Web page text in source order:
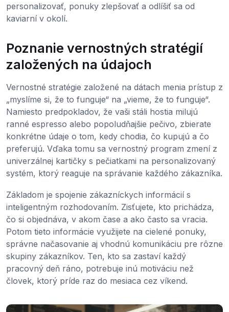
personalizovať, ponuky zlepšovať a odlíšiť sa od
kaviarní v okolí.
Poznanie vernostných stratégií
založených na údajoch
Vernostné stratégie založené na dátach menia prístup z
„myslíme si, že to funguje“ na „vieme, že to funguje“.
Namiesto predpokladov, že vaši stáli hostia milujú
ranné espresso alebo popoludňajšie pečivo, zbierate
konkrétne údaje o tom, kedy chodia, čo kupujú a čo
preferujú. Vďaka tomu sa vernostný program zmení z
univerzálnej kartičky s pečiatkami na personalizovaný
systém, ktorý reaguje na správanie každého zákazníka.
Základom je spojenie zákazníckych informácií s
inteligentným rozhodovaním. Zisťujete, kto prichádza,
čo si objednáva, v akom čase a ako často sa vracia.
Potom tieto informácie využijete na cielené ponuky,
správne načasovanie aj vhodnú komunikáciu pre rôzne
skupiny zákazníkov. Ten, kto sa zastaví každý
pracovný deň ráno, potrebuje inú motiváciu než
človek, ktorý príde raz do mesiaca cez víkend.